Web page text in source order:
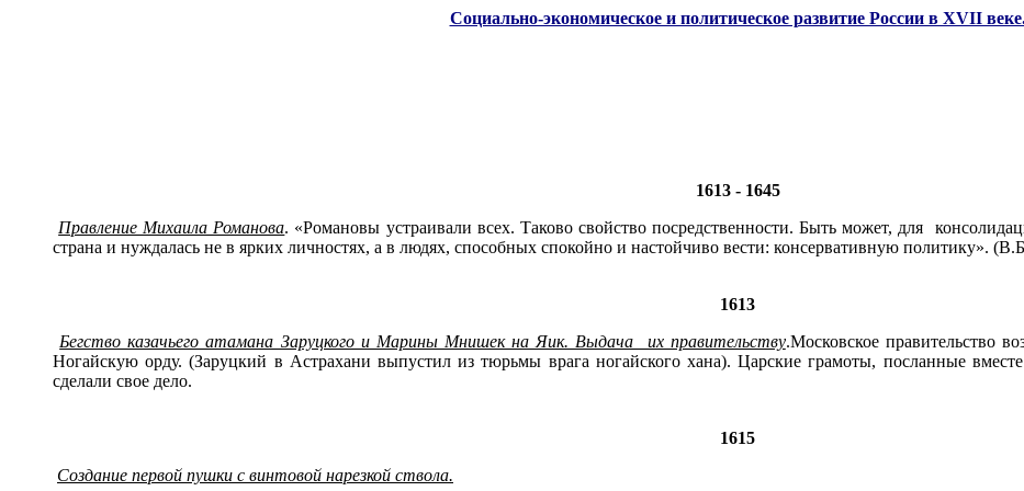
Социально-экономическое и политическое развитие России в XVII
1613 - 1645
Правление Михаила Романова. «Романовы устраивали всех. Таково свойство посредственности. Быть может, для
страна и нуждалась не в ярких личностях, а в людях, способных спокойно и настойчиво вести: консервативную политику».
1613
Бегство казачьего атамана Заруцкого и Марины Мнишек на Яик. Выдача их правительству.Московское правительство
Ногайскую орду. (Заруцкий в Астрахани выпустил из тюрьмы врага ногайского хана). Царские грамоты, посланные
сделали свое дело.
1615
Создание первой пушки с винтовой нарезкой ствола.